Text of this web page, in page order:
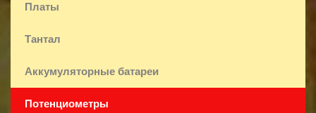
Платы
Тантал
Аккумуляторные батареи
Потенциометры